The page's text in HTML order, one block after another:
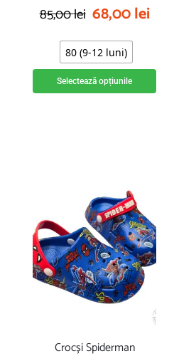
85,00lei 68,00lei
80 (9-12 luni)
Selectează opțiunile
Crocși Spiderman